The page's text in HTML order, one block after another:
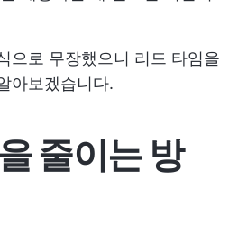
으로 무장했으니 리드 타임을
아보겠습니다.
줄이는 방